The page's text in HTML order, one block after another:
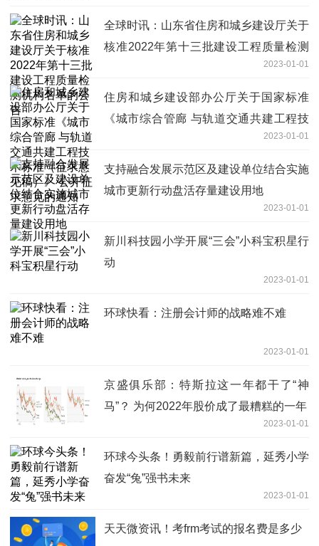
全球时讯：山东省住房和城乡建设厅关于
核准2022年第十三批建设工程质量检测
2023-01-01
住房和城乡建设部办公厅关于国家标准
《城市综合管廊 与轨道交通共建工程技
术标准（征求意见稿）》 公开征求意见
的通知
2023-01-01
支持融合发展示范区及建设单位结合实施
城市更新行动盘活存量建设用地
2023-01-01
新川科技园小学开展“三会”小科宝积星行
动
2023-01-01
环球快看：注册会计师的战略难不难
2023-01-01
京盛俱乐部：特斯拉这一年都干了“神
马”？ 为何2022年股价成了最糟糕的一年
2023-01-01
环球今头条！勇毅前行谱新篇，延秀小学
奋发“兔”强书未来
2023-01-01
天天微资讯！考frm考试的报名费是多少